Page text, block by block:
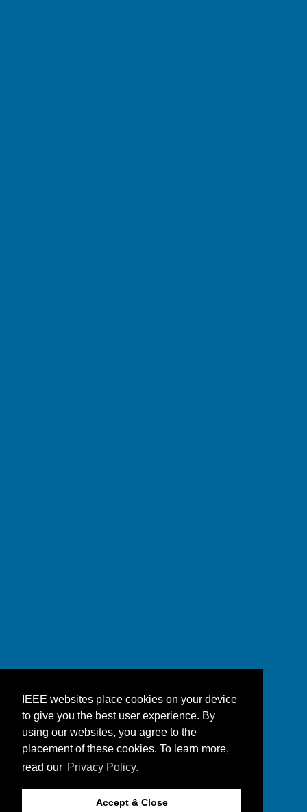
IEEE websites place cookies on your device
to give you the best user experience. By
using our websites, you agree to the
placement of these cookies. To learn more,
read our Privacy Policy.
Accept & Close